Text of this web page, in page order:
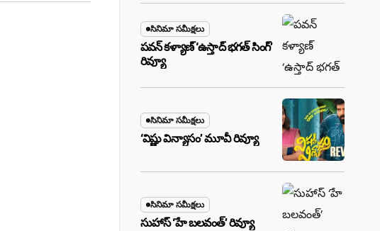
సినిమా సమీక్షలు
పవన్ కళ్యాణ్ ‘ఉస్తాద్ భ‌గ‌త్ సింగ్’
రివ్యూ
సినిమా సమీక్షలు
‘విష్ణు విన్యాసం’ మూవీ రివ్యూ
సినిమా సమీక్షలు
సుహాస్ ‘హే బలవంత్’ రివ్యూ